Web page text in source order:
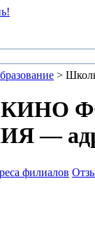
>
—
филиалов